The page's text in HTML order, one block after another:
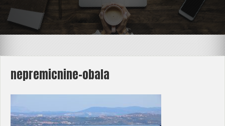
nepremicnine-obala